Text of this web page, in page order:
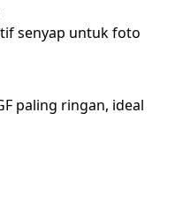
senyap untuk foto
paling ringan, ideal